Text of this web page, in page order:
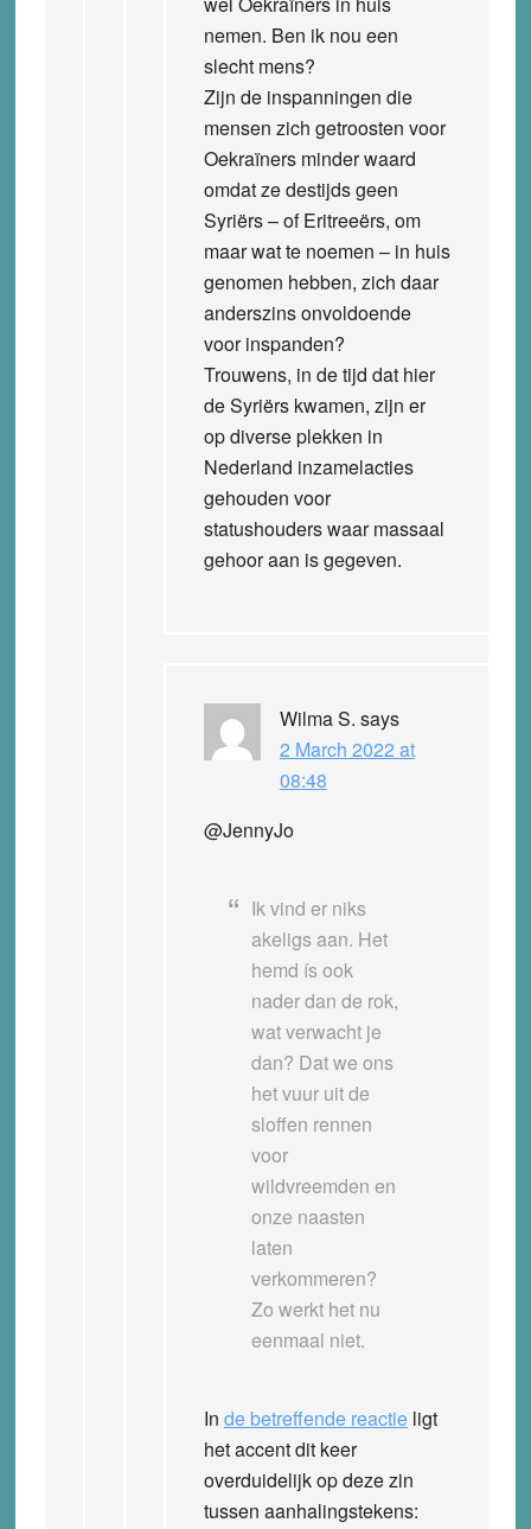
nemen. Ben ik nou een
slecht mens?
Zijn de inspanningen die
mensen zich getroosten voor
Oekraïners minder waard
omdat ze destijds geen
Syriërs – of Eritreeërs, om
maar wat te noemen – in huis
genomen hebben, zich daar
anderszins onvoldoende
voor inspanden?
Trouwens, in de tijd dat hier
de Syriërs kwamen, zijn er
op diverse plekken in
Nederland inzamelacties
gehouden voor
statushouders waar massaal
gehoor aan is gegeven.
Wilma S. says
2 March 2022 at
08:48
@JennyJo
Ik vind er niks
akeligs aan. Het
hemd ís ook
nader dan de rok,
wat verwacht je
dan? Dat we ons
het vuur uit de
sloffen rennen
voor
wildvreemden en
onze naasten
laten
verkommeren?
Zo werkt het nu
eenmaal niet.
In de betreffende reactieligt
het accent dit keer
overduidelijk op deze zin
tussen aanhalingstekens: